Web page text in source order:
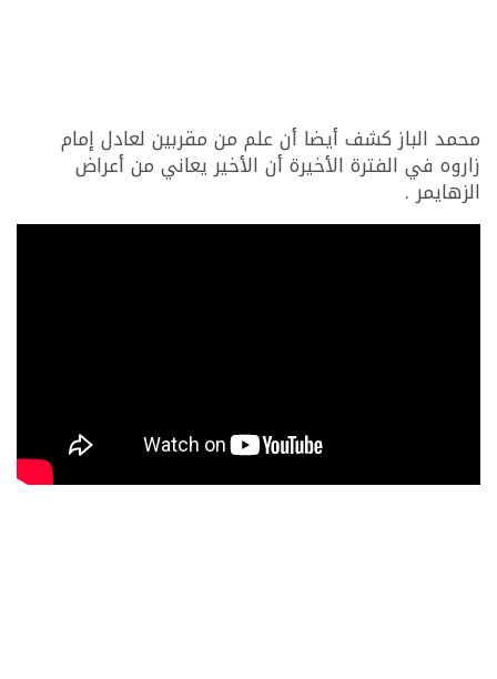
محمد الباز كشف أيضا أن علم من مقربين لعادل إمام
زاروه في الفترة الأخيرة أن الأخير يعاني من أعراض
الزهايمر .